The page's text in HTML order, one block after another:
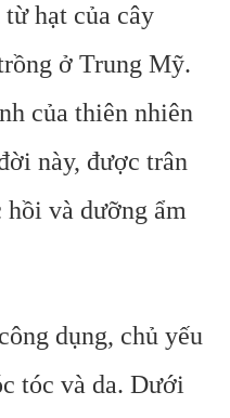
​​hạt của cây
ở Trung Mỹ.
của thiên nhiên
này, được trân
và dưỡng ẩm
dụng, chủ yếu
tóc và da. Dưới